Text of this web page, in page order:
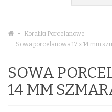
Koraliki Porcelanowe
Sowa porcelanowa 17 x 14 mm
SOWA
14 MM